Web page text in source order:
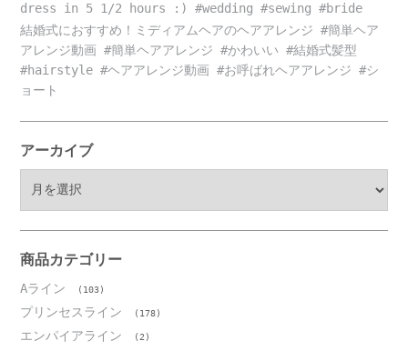
dress in 5 1/2 hours :) #wedding #sewing #bride
結婚式におすすめ！ミディアムヘアのヘアアレンジ #簡単ヘア
アレンジ動画 #簡単ヘアアレンジ #かわいい #結婚式髪型
#hairstyle #ヘアアレンジ動画 #お呼ばれヘアアレンジ #シ
ョート
アーカイブ
ブ
商品カテゴリー
Aライン (103)
プリンセスライン (178)
エンパイアライン (2)